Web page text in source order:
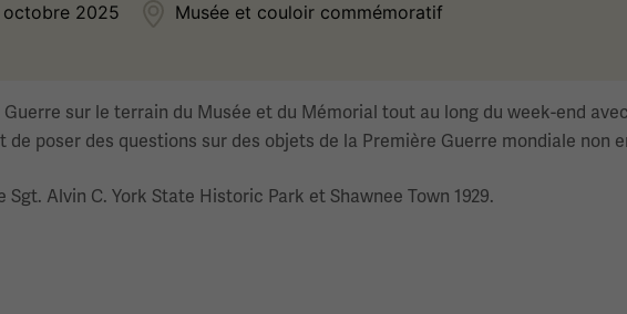
octobre 2025 Musée et couloir commémoratif
sur le terrain du Musée et du Mémorial tout au long du week-end
de poser des questions sur des objets de la Première Guerre mondiale non
Alvin C. York State Historic Park et Shawnee Town 1929.